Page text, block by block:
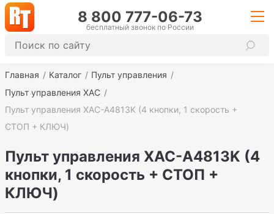
8 800 777-06-73
бесплатный звонок по России
Главная Каталог
Пульт управления
Пульт управления ХАС
Пульт управления XAC-A4813K (4 кнопки, 1 скорость +
СТОП + КЛЮЧ)
Пульт управления XAC-A4813K (4
кнопки, 1 скорость + СТОП +
КЛЮЧ)